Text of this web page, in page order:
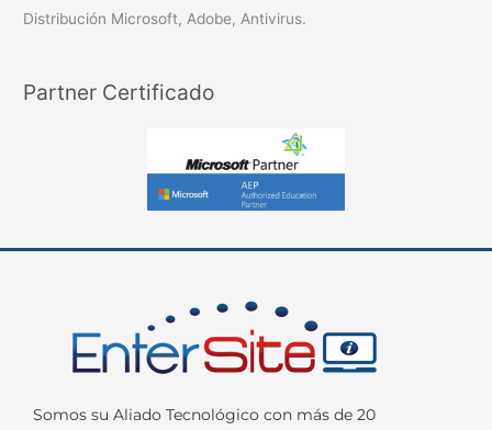
Distribución Microsoft, Adobe, Antivirus.
Partner Certificado
Somos su Aliado Tecnológico con más de 20